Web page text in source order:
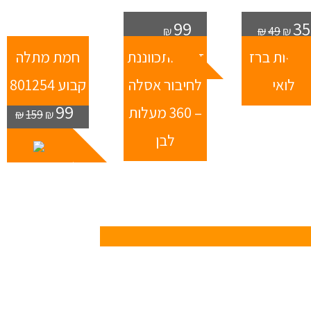
₪49₪35
₪99
₪159₪99
ידיות ברז
לואי
זוית מתכווננת
לחיבור אסלה
– 360 מעלות
לבן
חמת מתלה
קבוע 801254